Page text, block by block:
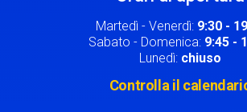
Martedì - Venerdì: 9:30 -
Sabato - Domenica: 9:45 -
Lunedì: chiuso
Controlla il